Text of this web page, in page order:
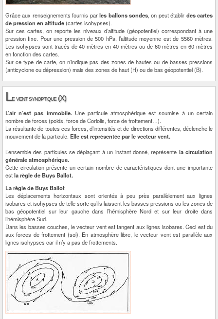
Grâce aux renseignements fournis parles ballons sondes, on peut établir des cartes
de pression en altitude(cartes isohypses).
Sur ces cartes, on reporte les niveaux d’altitude (géopotentiel) correspondant à une
pression fixe. Pour une pression de 500 hPa, l’altitude moyenne est de 5560 mètres.
Les isohypses sont tracés de 40 mètres en 40 mètres ou de 60 mètres en 60 mètres
en fonction des cartes.
Sur ce type de carte, on n’indique pas des zones de hautes ou de basses pressions
(anticyclone ou dépression) mais des zones de haut (H) ou de bas géopotentiel (B).
Le vent synoptique (X)
L’air n’est pas immobile. Une particule atmosphérique est soumise à un certain
nombre de forces (poids, force de Coriolis, force de frottement…).
La résultante de toutes ces forces, d’intensités et de directions différentes, déclenche le
mouvement de la particule. Elle est représentée par le vecteur vent.
L’ensemble des particules se déplaçant à un instant donné, représente la circulation
générale atmosphérique.
Cette circulation présente un certain nombre de caractéristiques dont une importante
estla règle de Buys Ballot.
La règle de Buys Ballot
Les déplacements horizontaux sont orientés à peu près parallèlement aux lignes
isobares et isohypses de telle sorte qu’ils laissent les basses pressions ou les zones de
bas géopotentiel sur leur gauche dans l’hémisphère Nord et sur leur droite dans
l’hémisphère Sud.
Dans les basses couches, le vecteur vent est tangent aux lignes isobares. Ceci est du
aux forces de frottement (sol). En atmosphère libre, le vecteur vent est parallèle aux
lignes isohypses car il n’y a pas de frottements.